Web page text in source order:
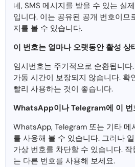
네, SMS 메시지를 받을 수 있는 실
입니다. 이는 공유된 공개 번호이므
지를 볼 수 있습니다.
이 번호는 얼마나 오랫동안 활성 상
임시번호는 주기적으로 순환됩니
가동 시간이 보장되지 않습니다. 확
빨리 사용하는 것이 좋습니다.
WhatsApp이나 Telegram에 이 번
WhatsApp, Telegram 또는 기타 메
를 사용해 볼 수 있습니다. 그러나
가상 번호를 차단할 수 있습니다.
는 다른 번호를 사용해 보세요.